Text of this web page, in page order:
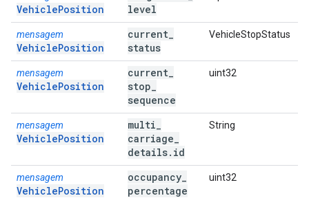
VehiclePosition
level
mensagem
VehiclePosition
current
status
VehicleStopStatus
mensagem
VehiclePosition
current
stop
sequence
uint32
mensagem
VehiclePosition
multi
carriage
details. id
String
mensagem
VehiclePosition
occupancy
percentage
uint32